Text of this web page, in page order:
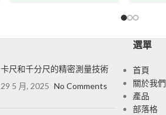
卡尺和千分尺的精密測量技術
29 5 月, 2025 No Comments
選單
首頁
關於我們
產品
部落格